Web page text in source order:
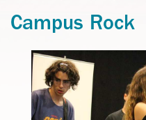
Campus Rock